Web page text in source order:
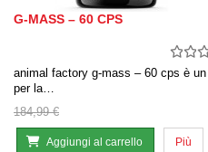
G-MASS – 60 CPS
animal factory g-mass – 60 cps è
per la…
184,99 €
Aggiungi al carrello Più